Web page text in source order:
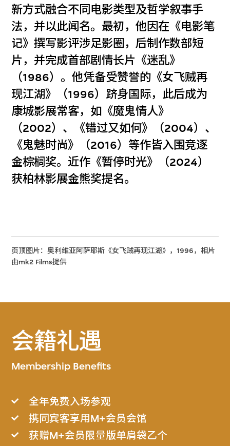
新方式融合不同电影类型及哲学叙事手
法，并以此闻名。最初，他因在《电影笔
记》撰写影评涉足影圈，后制作数部短
片，并完成首部剧情长片《迷乱》
（1986）。他凭备受赞誉的《女飞贼再
现江湖》（1996）跻身国际，此后成为
康城影展常客，如《魔鬼情人》
（2002）、《错过又如何》（2004）、
《鬼魅时尚》（2016）等作皆入围竞逐
金棕榈奖。近作《暂停时光》（2024）
获柏林影展金熊奖提名。
页顶图片：奥利维亚阿萨耶斯《女飞贼再现江湖》，1996，相片
由mk2 Films提供
会籍礼遇
Membership Benefits
全年免费入场参观
携同宾客享用M+会员会馆
获赠M+会员限量版单肩袋乙个